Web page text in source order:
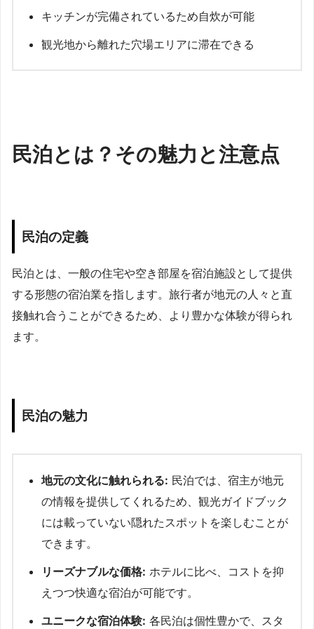
キッチンが完備されているため自炊が可能
観光地から離れた穴場エリアに滞在できる
民泊とは？その魅力と注意点
民泊の定義
民泊とは、一般の住宅や空き部屋を宿泊施設として提供
する形態の宿泊業を指します。旅行者が地元の人々と直
接触れ合うことができるため、より豊かな体験が得られ
ます。
民泊の魅力
地元の文化に触れられる: 民泊では、宿主が地元
の情報を提供してくれるため、観光ガイドブック
には載っていない隠れたスポットを楽しむことが
できます。
リーズナブルな価格: ホテルに比べ、コストを抑
えつつ快適な宿泊が可能です。
ユニークな宿泊体験: 各民泊は個性豊かで、スタ